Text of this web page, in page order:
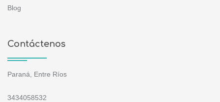
Blog
Contáctenos
Paraná, Entre Ríos
3434058532